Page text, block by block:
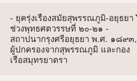
- ยุครุ่งเรืองสมัยสุพรรณภูมิ-อยุธยา
ช่วงพุทธศตวรรษที่ ๒๐-๒๑ -
สถาปนากรุงศรีอยุธยา พ.ศ. ๑๘๙๓,
ผู้ปกครองจากสุพรรณภูมิ และกอง
เรือสมุทรยาตรา